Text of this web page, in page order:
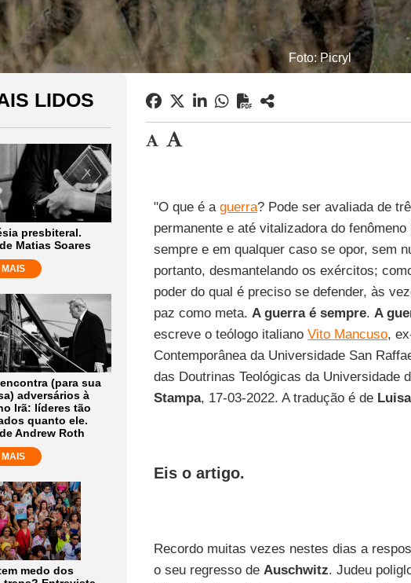
Foto: Picryl
LIDOS
presbiteral.
Matias Soares
MAIS
(para sua
adversários à
Irã: líderes tão
quanto ele.
Andrew Roth
MAIS
medo dos
"O que é a guerra? Pode ser avaliada de
permanente e até vitalizadora do
sempre e em qualquer caso se opor, sem
portanto, desmantelando os exércitos;
poder do qual é preciso se defender, às
paz como meta. A guerra é sempre. A
escreve o teólogo italiano Vito Mancuso,
Contemporânea da Universidade San
das Doutrinas Teológicas da Universidade
Stampa, 17-03-2022. A tradução é de
Eis o artigo.
Recordo muitas vezes nestes dias a
o seu regresso de Auschwitz. Judeu